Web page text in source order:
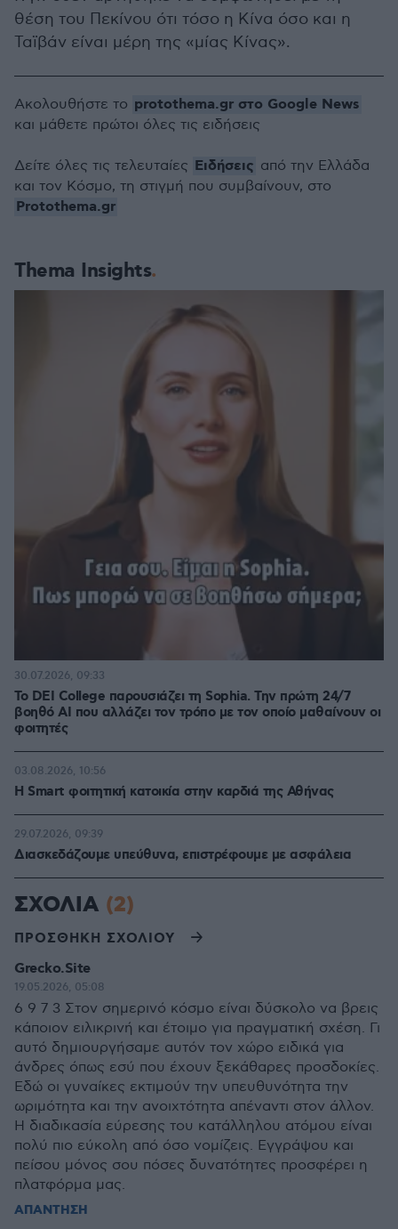
θέση του Πεκίνου ότι τόσο η Κίνα όσο και η
Ταϊβάν είναι μέρη της «μίας Κίνας».
Thema Insights
Το DEI College παρουσιάζει τη Sophia. Την πρώτη 24/7
βοηθό AI που αλλάζει τον τρόπο με τον οποίο μαθαίνουν οι
φοιτητές
30.07.2026, 09:33
Η Smart φοιτητική κατοικία στην καρδιά της Αθήνας
03.08.2026, 10:56
Διασκεδάζουμε υπεύθυνα, επιστρέφουμε με ασφάλεια
29.07.2026, 09:39
Ακολουθήστε το protothema.gr στο Google News
και μάθετε πρώτοι όλες τις ειδήσεις
Δείτε όλες τις τελευταίες Ειδήσεις από την Ελλάδα
και τον Κόσμο, τη στιγμή που συμβαίνουν, στο
Protothema.gr
ΣΧΟΛΙΑ (2)
ΠΡΟΣΘΗΚΗ ΣΧΟΛΙΟΥ
Grecko.Site
19.05.2026, 05:08
6 9 7 3 Στον σημερινό κόσμο είναι δύσκολο να βρεις
κάποιον ειλικρινή και έτοιμο για πραγματική σχέση. Γι
αυτό δημιουργήσαμε αυτόν τον χώρο ειδικά για
άνδρες όπως εσύ που έχουν ξεκάθαρες προσδοκίες.
Εδώ οι γυναίκες εκτιμούν την υπευθυνότητα την
ωριμότητα και την ανοιχτότητα απέναντι στον άλλον.
Η διαδικασία εύρεσης του κατάλληλου ατόμου είναι
πολύ πιο εύκολη από όσο νομίζεις. Εγγράψου και
πείσου μόνος σου πόσες δυνατότητες προσφέρει η
πλατφόρμα μας.
ΑΠΑΝΤΗΣΗ